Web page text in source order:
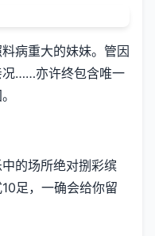
病重大的妹妹。管因
况……亦许终包含唯一
的场所绝对捌彩缤
足，一确会给你留